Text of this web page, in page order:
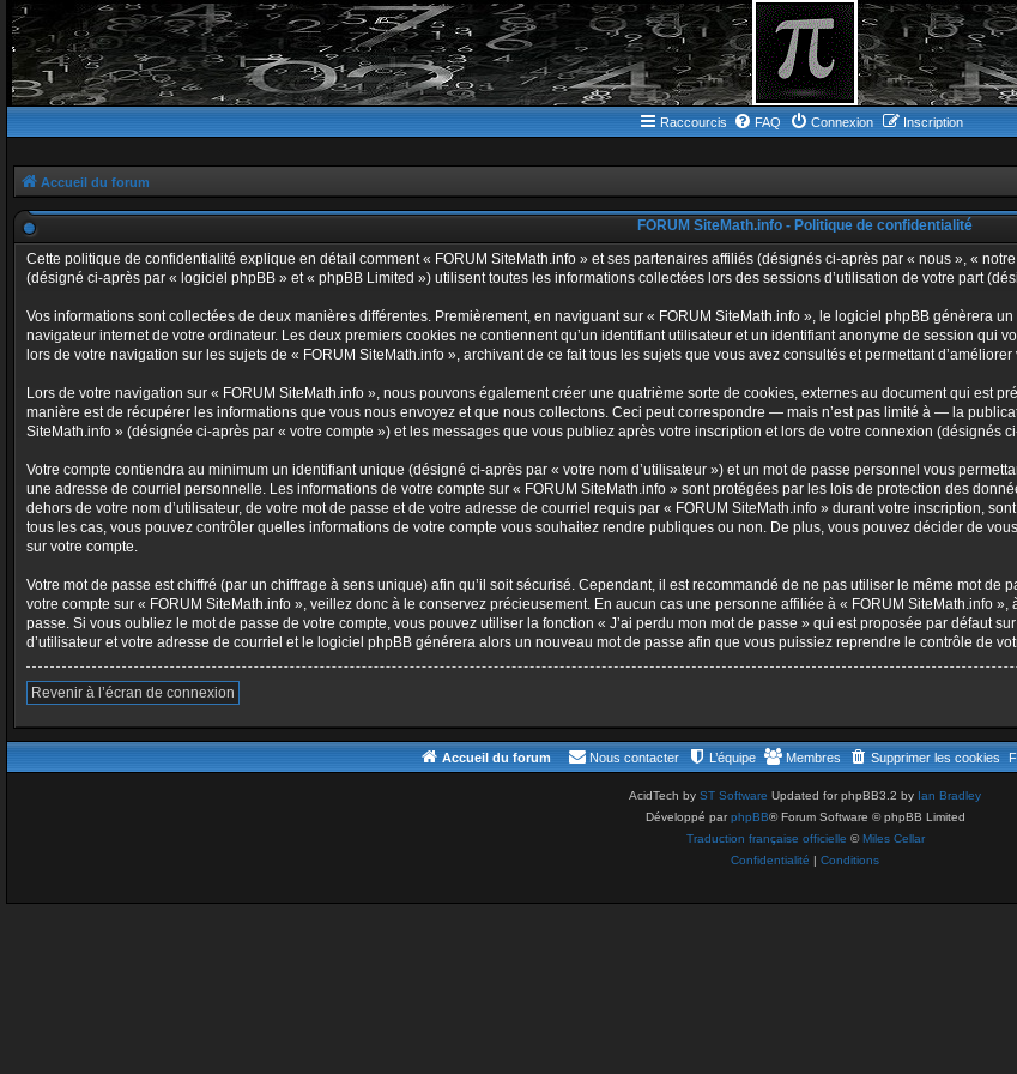
Raccourcis FAQ Connexion Inscription
Accueil du forum
FORUM SiteMath.info - Politique de confidentialité
Cette politique de confidentialité explique en détail comment « FORUM SiteMath.info » et ses partenaires affiliés (désignés ci-après par « nous », «
(désigné ci-après par « logiciel phpBB » et « phpBB Limited ») utilisent toutes les informations collectées lors des sessions d’utilisation de votre part
Vos informations sont collectées de deux manières différentes. Premièrement, en naviguant sur « FORUM SiteMath.info », le logiciel phpBB génèrera
navigateur internet de votre ordinateur. Les deux premiers cookies ne contiennent qu’un identifiant utilisateur et un identifiant anonyme de session qui
lors de votre navigation sur les sujets de « FORUM SiteMath.info », archivant de ce fait tous les sujets que vous avez consultés et permettant
Lors de votre navigation sur « FORUM SiteMath.info », nous pouvons également créer une quatrième sorte de cookies, externes au document qui est
manière est de récupérer les informations que vous nous envoyez et que nous collectons. Ceci peut correspondre — mais n’est pas limité à — la
SiteMath.info » (désignée ci-après par « votre compte ») et les messages que vous publiez après votre inscription et lors de votre connexion (désignés
Votre compte contiendra au minimum un identifiant unique (désigné ci-après par « votre nom d’utilisateur ») et un mot de passe personnel vous
une adresse de courriel personnelle. Les informations de votre compte sur « FORUM SiteMath.info » sont protégées par les lois de protection des
dehors de votre nom d’utilisateur, de votre mot de passe et de votre adresse de courriel requis par « FORUM SiteMath.info » durant votre inscription,
tous les cas, vous pouvez contrôler quelles informations de votre compte vous souhaitez rendre publiques ou non. De plus, vous pouvez décider de
sur votre compte.
Votre mot de passe est chiffré (par un chiffrage à sens unique) afin qu’il soit sécurisé. Cependant, il est recommandé de ne pas utiliser le même mot de
votre compte sur « FORUM SiteMath.info », veillez donc à le conservez précieusement. En aucun cas une personne affiliée à « FORUM SiteMath.info
passe. Si vous oubliez le mot de passe de votre compte, vous pouvez utiliser la fonction « J’ai perdu mon mot de passe » qui est proposée par défaut
d’utilisateur et votre adresse de courriel et le logiciel phpBB générera alors un nouveau mot de passe afin que vous puissiez reprendre le contrôle de
Revenir à l’écran de connexion
Accueil du forum Supprimer les cookies
Membres
L’équipe
Nous contacter
AcidTech by ST Software Updated for phpBB3.2 by Ian Bradley
Développé parphpBB® Forum Software © phpBB Limited
Traduction française officielle ©Miles Cellar
Confidentialité | Conditions